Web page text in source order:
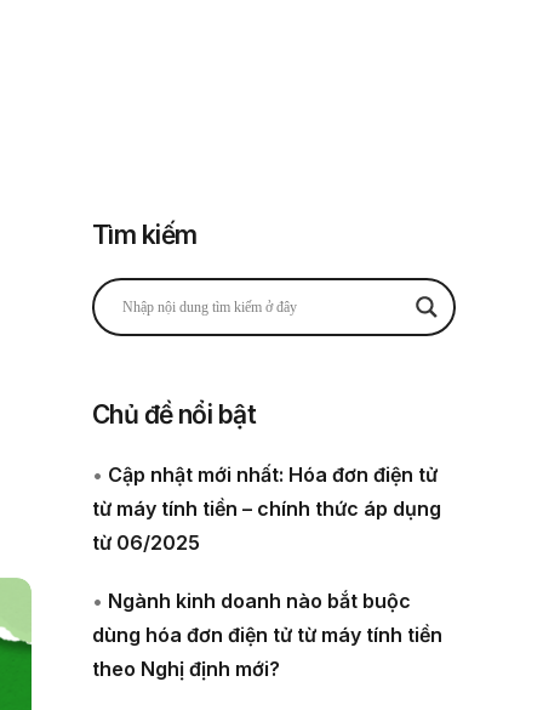
Tìm kiếm
Chủ đề nổi bật
• Cập nhật mới nhất: Hóa đơn điện tử
từ máy tính tiền – chính thức áp dụng
từ 06/2025
• Ngành kinh doanh nào bắt buộc
dùng hóa đơn điện tử từ máy tính tiền
theo Nghị định mới?